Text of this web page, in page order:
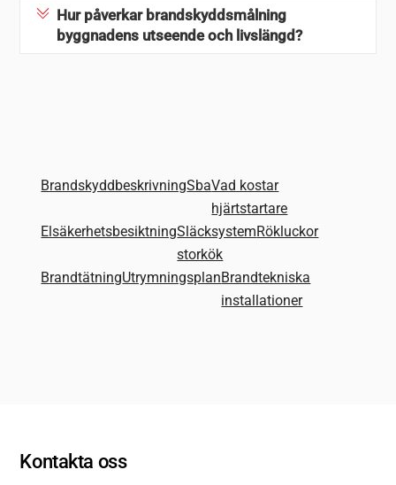
Hur påverkar brandskyddsmålning
byggnadens utseende och livslängd?
BrandskyddbeskrivningSbaVad kostar
hjärtstartare
ElsäkerhetsbesiktningSläcksystem
storkök
Rökluckor
BrandtätningUtrymningsplanBrandtekniska
installationer
Kontakta oss